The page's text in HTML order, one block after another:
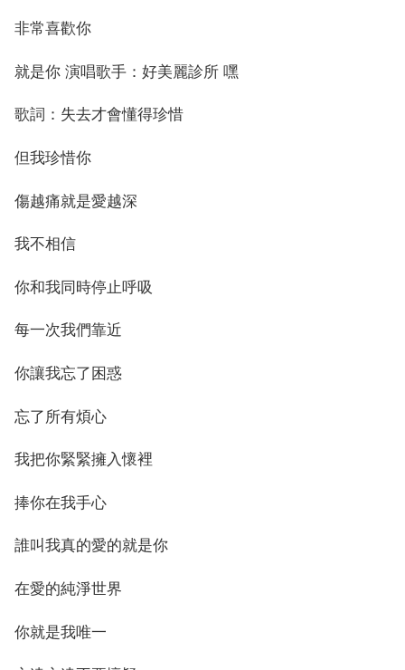
非常喜歡你
就是你 演唱歌手：好美麗診所 嘿
歌詞：失去才會懂得珍惜
但我珍惜你
傷越痛就是愛越深
我不相信
你和我同時停止呼吸
每一次我們靠近
你讓我忘了困惑
忘了所有煩心
我把你緊緊擁入懷裡
捧你在我手心
誰叫我真的愛的就是你
在愛的純淨世界
你就是我唯一